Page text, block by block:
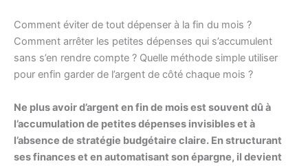
Comment éviter de tout dépenser à la fin du mois ?
Comment arrêter les petites dépenses qui s’accumulent
sans s’en rendre compte ? Quelle méthode simple utiliser
pour enfin garder de l’argent de côté chaque mois ?
Ne plus avoir d’argent en fin de mois est souvent dû à
l’accumulation de petites dépenses invisibles et à
l’absence de stratégie budgétaire claire. En structurant
ses finances et en automatisant son épargne, il devient